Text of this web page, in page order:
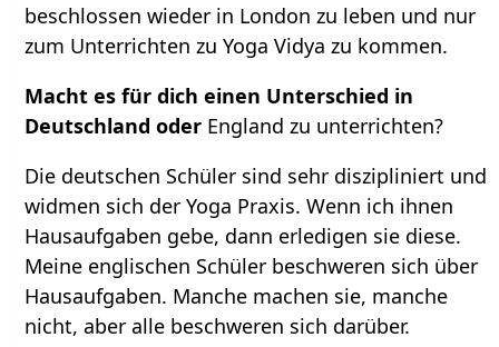
beschlossen wieder in London zu leben und nur
zum Unterrichten zu Yoga Vidya zu kommen.
Macht es für dich einen Unterschied in
Deutschland oder England zu unterrichten?
Die deutschen Schüler sind sehr diszipliniert und
widmen sich der Yoga Praxis. Wenn ich ihnen
Hausaufgaben gebe, dann erledigen sie diese.
Meine englischen Schüler beschweren sich über
Hausaufgaben. Manche machen sie, manche
nicht, aber alle beschweren sich darüber.